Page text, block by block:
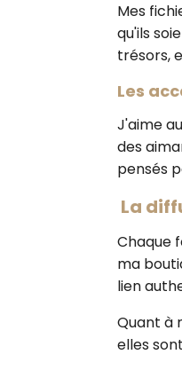
Mes
qu'ils
trésors,
Les
J'aime
des
pensés
La
Chaque
ma
lien
Quant à
elles